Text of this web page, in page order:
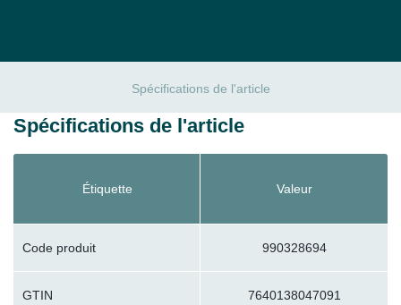
Spécifications de l'article
Spécifications de l'article
Étiquette Valeur
Code produit 990328694
GTIN 7640138047091